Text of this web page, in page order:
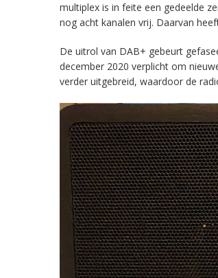
multiplex is in feite een gedeelde
nog acht kanalen vrij. Daarvan
De uitrol van DAB+ gebeurt
december 2020 verplicht om
verder uitgebreid, waardoor de